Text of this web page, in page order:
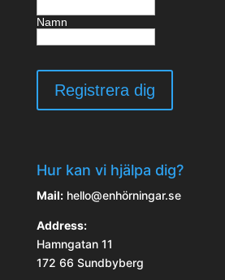
Namn
Hur kan vi hjälpa dig?
Mail:hello@enhörningar.se
Address:
Hamngatan 11
172 66 Sundbyberg